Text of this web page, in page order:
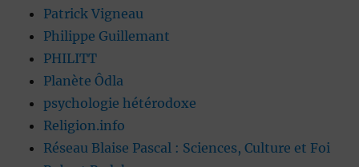
Patrick Vigneau
Philippe Guillemant
PHILITT
Planète Ôdla
psychologie hétérodoxe
Religion.info
Réseau Blaise Pascal : Sciences, Culture et Foi